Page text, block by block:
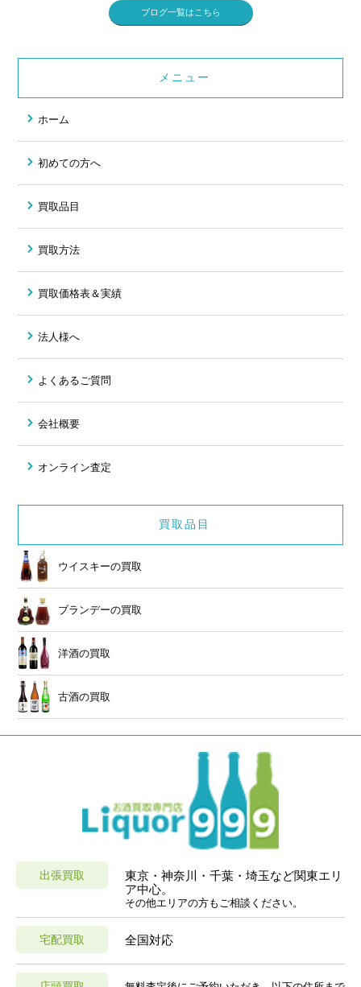
ブログ一覧はこちら
メニュー
ホーム
初めての方へ
買取品目
買取方法
買取価格表＆実績
法人様へ
よくあるご質問
会社概要
オンライン査定
買取品目
ウイスキーの買取
ブランデーの買取
洋酒の買取
古酒の買取
出張買取
東京・神奈川・千葉・埼玉など関東エリ
ア中心。
その他エリアの方もご相談ください。
宅配買取 全国対応